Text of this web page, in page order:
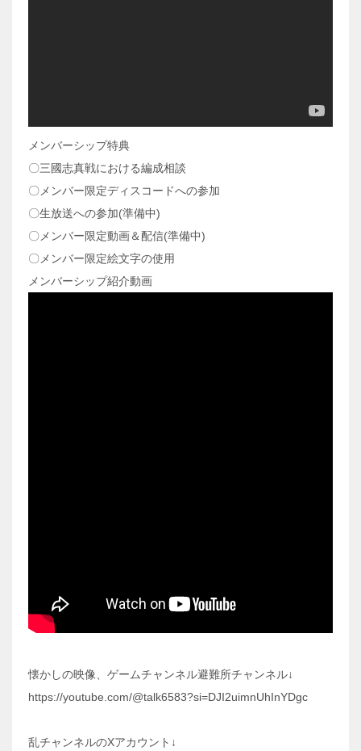
メンバーシップ特典
〇三國志真戦における編成相談
〇メンバー限定ディスコードへの参加
〇生放送への参加(準備中)
〇メンバー限定動画＆配信(準備中)
〇メンバー限定絵文字の使用
メンバーシップ紹介動画
懐かしの映像、ゲームチャンネル避難所チャンネル↓
https://youtube.com/@talk6583?si=DJI2uimnUhInYDgc
乱チャンネルのXアカウント↓